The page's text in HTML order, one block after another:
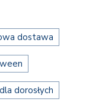
dostawa
dorosłych